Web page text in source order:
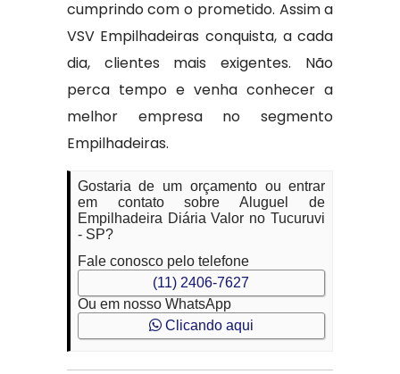
cumprindo com o prometido. Assim a
VSV Empilhadeiras conquista, a cada
dia, clientes mais exigentes. Não
perca tempo e venha conhecer a
melhor empresa no segmento
Empilhadeiras.
Gostaria de um orçamento ou entrar
em contato sobre Aluguel de
Empilhadeira Diária Valor no Tucuruvi
- SP?
Fale conosco pelo telefone
(11) 2406-7627
Ou em nosso WhatsApp
Clicando aqui